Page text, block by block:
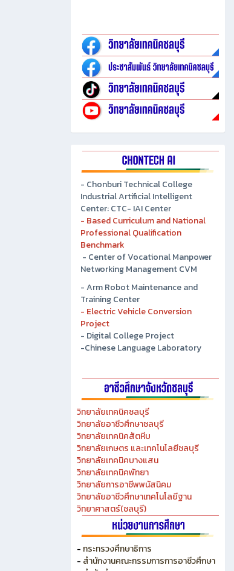
ข้อมูลตลาดแรงงานจังหวัดชลบุรี
- Chonburi Technical College
Industrial Artificial Intelligent
Center: CTC- IAI Center
- Based Curriculum and National
Professional Qualification
Benchmark
- Center of Vocational Manpower
Networking Management CVM
- Arm Robot Maintenance and
Training Center
- Digital College Project
-Chinese Language Laboratory
วิทยาลัยเทคนิคชลบุรี
วิทยาลัยอาชีวศึกษาชลบุรี
วิทยาลัยเทคนิคสัตหีบ
วิทยาลัยเกษตร และเทคโนโลยีชลบุรี
วิทยาลัยเทคนิคบางแสน
วิทยาลัยเทคนิคพัทยา
วิทยาลัยการอาชีพพนัสนิคม
วิทยาลัยอาชีวศึกษาเทคโนโลยีฐาน
วิทยาศาสตร์(ชลบุรี)